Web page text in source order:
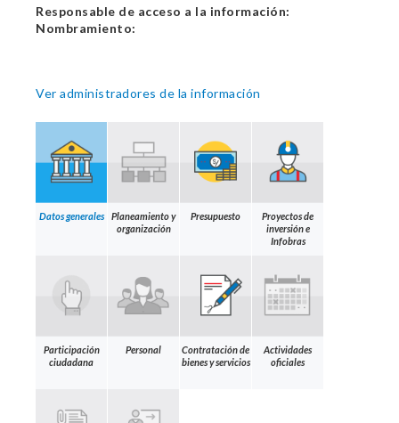
Responsable de acceso a la información:
Nombramiento:
Ver administradores de la información
Datos generales
Planeamiento y
organización
Presupuesto
Proyectos de
inversión e
Infobras
Participación
ciudadana
Personal
Contratación de
bienes y servicios
Actividades
oficiales